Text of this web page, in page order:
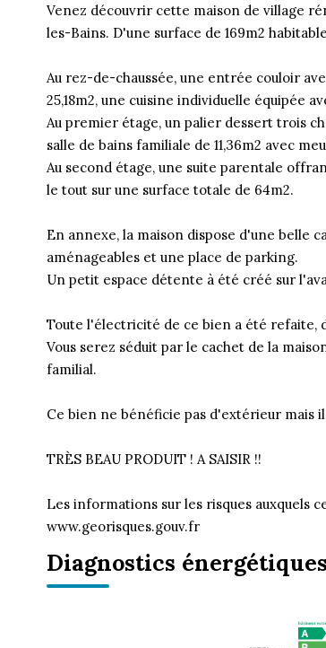
Venez découvrir cette maison de village
les-Bains. D'une surface de 169m2
Au rez-de-chaussée, une entrée couloir
25,18m2, une cuisine individuelle équipée
Au premier étage, un palier dessert trois
salle de bains familiale de 11,36m2 avec
Au second étage, une suite parentale
le tout sur une surface totale de 64m2.
En annexe, la maison dispose d'une belle
aménageables et une place de parking.
Un petit espace détente à été créé sur
Toute l'électricité de ce bien a été refaite,
Vous serez séduit par le cachet de la
familial.
Ce bien ne bénéficie pas d'extérieur mais
TRÈS BEAU PRODUIT ! A SAISIR !!
Les informations sur les risques auxquels
www.georisques.gouv.fr
Diagnostics énergétiques